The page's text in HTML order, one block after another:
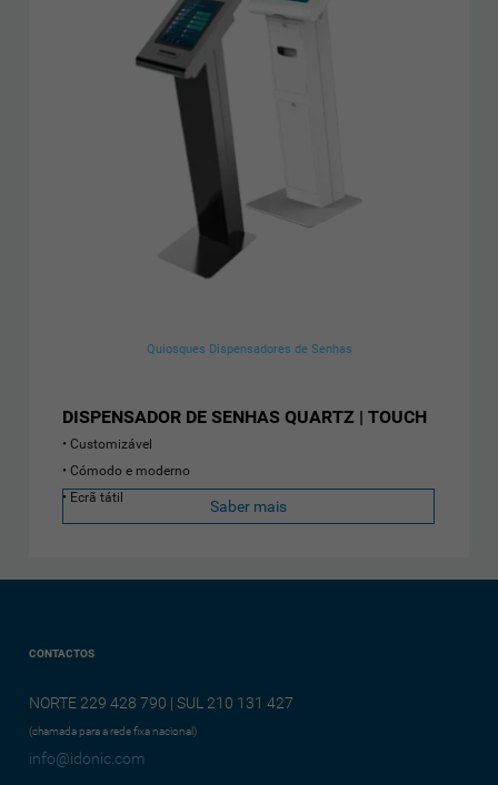
Quiosques Dispensadores de Senhas
DISPENSADOR DE SENHAS QUARTZ | TOUCH
Customizável
Cómodo e moderno
Ecrã tátil
Saber mais
CONTACTOS
NORTE 229 428 790 | SUL 210 131 427
(chamada para a rede fixa nacional)
info@idonic.com